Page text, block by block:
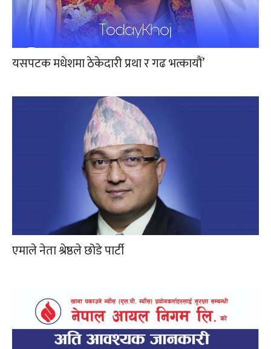
यसपटक मधेशमा ठेकेदारी प्रथा र गढ भत्कायौं’
एमाले नेता श्रेष्ठले छोडे पार्टी